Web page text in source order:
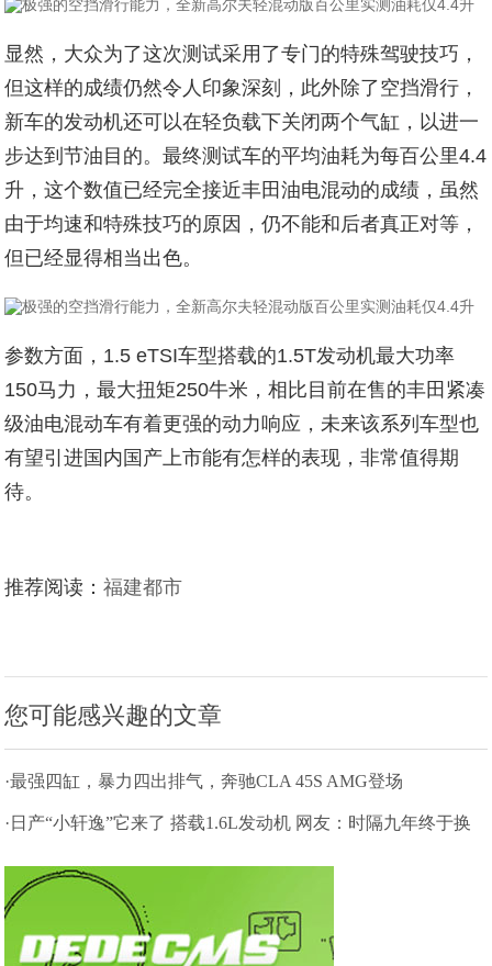
显然，大众为了这次测试采用了专门的特殊驾驶技巧，
但这样的成绩仍然令人印象深刻，此外除了空挡滑行，
新车的发动机还可以在轻负载下关闭两个气缸，以进一
步达到节油目的。最终测试车的平均油耗为每百公里4.4
升，这个数值已经完全接近丰田油电混动的成绩，虽然
由于均速和特殊技巧的原因，仍不能和后者真正对等，
但已经显得相当出色。
参数方面，1.5 eTSI车型搭载的1.5T发动机最大功率
150马力，最大扭矩250牛米，相比目前在售的丰田紧凑
级油电混动车有着更强的动力响应，未来该系列车型也
有望引进国内国产上市能有怎样的表现，非常值得期
待。
推荐阅读：福建都市
您可能感兴趣的文章
·最强四缸，暴力四出排气，奔驰CLA 45S AMG登场
·日产“小轩逸”它来了 搭载1.6L发动机 网友：时隔九年终于换
代了